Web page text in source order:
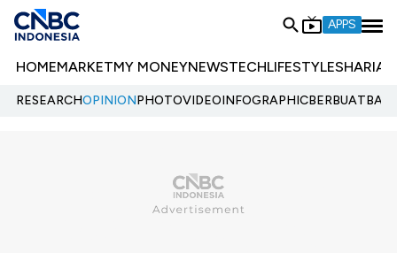
APPS
HOMEMARKETMY MONEYNEWSTECHLIFESTYLESHARIA
RESEARCHOPINIONPHOTOVIDEOINFOGRAPHIC